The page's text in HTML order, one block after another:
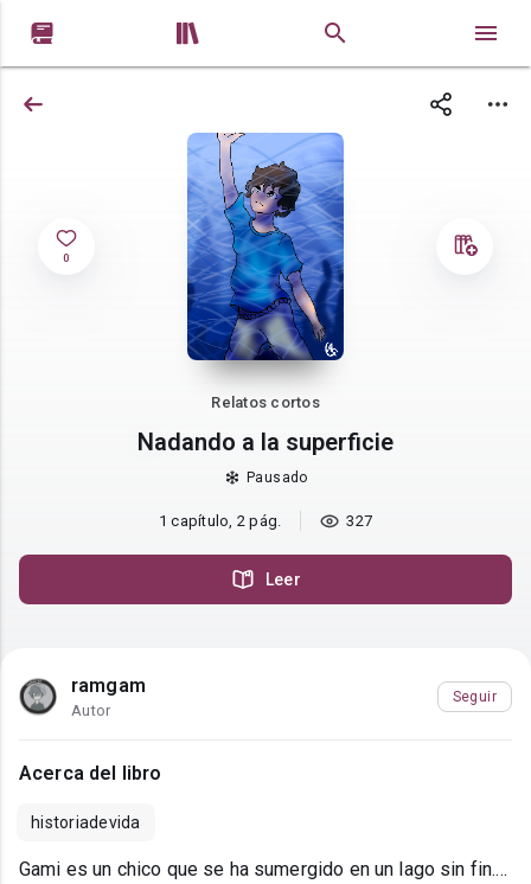
 
0
Relatos cortos
Nadando a la superficie
Pausado
1 capítulo, 2 pág. 327
Leer
ramgam
Autor
Seguir
Acerca del libro
historiadevida
Gami es un chico que se ha sumergido en un lago sin fin....